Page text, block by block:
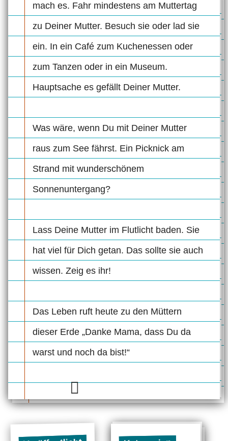
mach es. Fahr mindestens am Muttertag
zu Deiner Mutter. Besuch sie oder lad sie
ein. In ein Café zum Kuchenessen oder
zum Tanzen oder in ein Museum.
Hauptsache es gefällt Deiner Mutter.
Was wäre, wenn Du mit Deiner Mutter
raus zum See fährst. Ein Picknick am
Strand mit wunderschönem
Sonnenuntergang?
Lass Deine Mutter im Flutlicht baden. Sie
hat viel für Dich getan. Das sollte sie auch
wissen. Zeig es ihr!
Das Leben ruft heute zu den Müttern
dieser Erde „Danke Mama, dass Du da
warst und noch da bist!“